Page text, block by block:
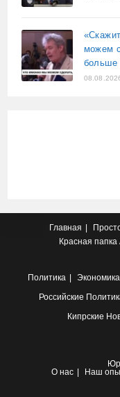
можем
больше
Главная
Красная папка
Политика
Экономика
Российские
Кипрские
О нас
Наш